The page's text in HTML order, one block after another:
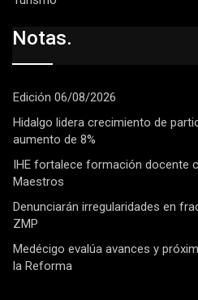
Notas.
Edición 06/08/2026
Hidalgo lidera crecimiento de
aumento de 8%
IHE fortalece formación docente
Maestros
Denunciarán irregularidades en
ZMP
Medécigo evalúa avances y
la Reforma